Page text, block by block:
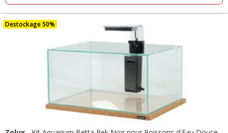
avis
final
19.97€
Destockage 50%